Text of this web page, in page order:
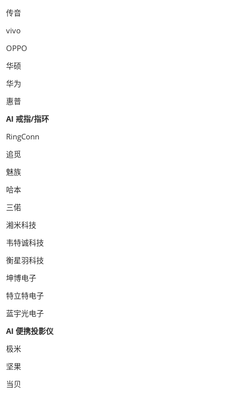
传音
vivo
OPPO
华硕
华为
惠普
AI 戒指/指环
RingConn
追觅
魅族
哈本
三偌
湘米科技
韦特诚科技
衡星羽科技
坤博电子
特立特电子
蓝宇光电子
AI 便携投影仪
极米
坚果
当贝